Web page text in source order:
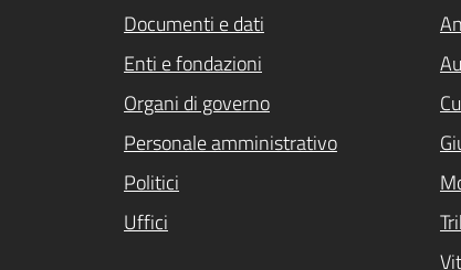
Documenti e dati
Enti e fondazioni
Organi di governo
Personale amministrativo
Politici
Uffici